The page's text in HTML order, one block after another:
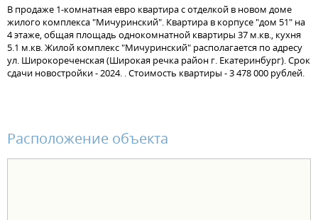
В продаже 1-комнатная евро квартира с отделкой в новом доме
жилого комплекса "Мичуринский". Квартира в корпусе "дом 51" на
4 этаже, общая площадь однокомнатной квартиры 37 м.кв., кухня
5.1 м.кв. Жилой комплекс "Мичуринский" располагается по адресу
ул. Широкореченская (Широкая речка район г. Екатеринбург). Срок
сдачи новостройки - 2024. . Стоимость квартиры - 3 478 000 рублей.
Расположение объекта